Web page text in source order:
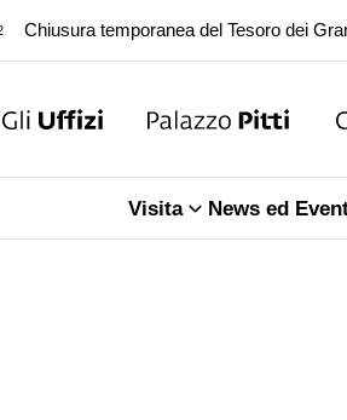
Palazzo Pitti. Temporanea chiusura della
Chiusura temporanea del Tesoro dei
Visita News ed